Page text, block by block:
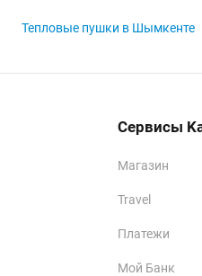
Тепловые пушки в Шымкенте
Сервисы
Магазин
Travel
Платежи
Мой Банк